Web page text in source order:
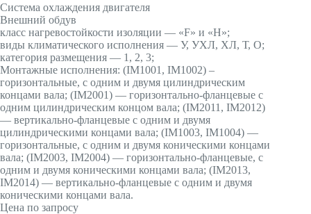
Система охлаждения двигателя
Внешний обдув
класс нагревостойкости изоляции — «F» и «H»;
виды климатического исполнения — У, УХЛ, ХЛ, Т, О;
категория размещения — 1, 2, 3;
Монтажные исполнения: (IМ1001, IМ1002) –
горизонтальные, с одним и двумя цилиндрическим
концами вала; (IМ2001) — горизонтально-фланцевые с
одним цилиндрическим концом вала; (IМ2011, IМ2012)
— вертикально-фланцевые с одним и двумя
цилиндрическими концами вала; (IМ1003, IМ1004) —
горизонтальные, с одним и двумя коническими концами
вала; (IМ2003, IМ2004) — горизонтально-фланцевые, с
одним и двумя коническими концами вала; (IМ2013,
IМ2014) — вертикально-фланцевые с одним и двумя
коническими концами вала.
Цена по запросу